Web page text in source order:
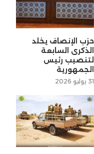
حزب الإنصاف يخلد
الذكرى السابعة
لتنصيب رئيس
الجمهورية
31 يوليو 2026